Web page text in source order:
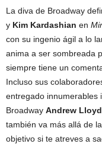
La diva de Broadway
y Kim Kardashian en
con su ingenio ágil a lo
anima a ser sombreada
siempre tiene un
Incluso sus
entregado innumerables
Broadway Andrew
también va más allá de
objetivo si te atreves a